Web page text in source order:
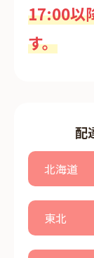
17:00以
す。
配
北海道
東北